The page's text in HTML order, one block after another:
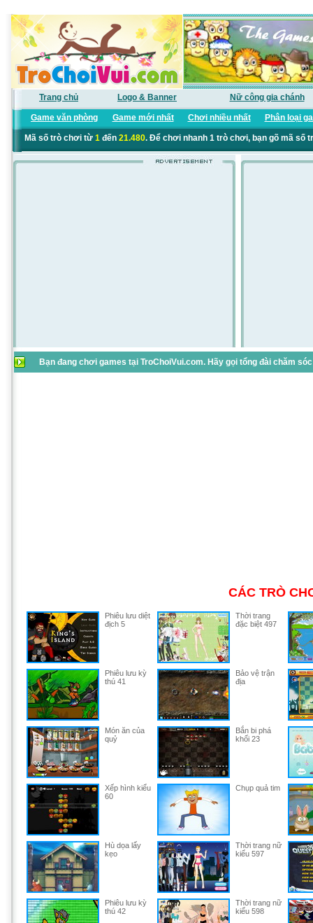
Trang chủ Logo & Banner Nữ công gia chánh
Game văn phòng Game mới nhất Chơi nhiều nhất Phân loại
Mã số trò chơi từ 1đến 21.480. Để chơi nhanh 1 trò chơi, bạn gõ mã số
Bạn đang chơi games tại TroChoiVui.com. Hãy gọi tổng đài chăm
CÁC TRÒ
Phiêu lưu diệt
địch 5
Thời trang
đặc biệt 497
Phiêu lưu kỳ
thú 41
Bảo vệ trận
địa
Món ăn của
quỷ
Bắn bi phá
khối 23
Xếp hình kiểu
60
Chụp quả tim
Hù dọa lấy
kẹo
Thời trang nữ
kiểu 597
Phiêu lưu kỳ
thú 42
Thời trang nữ
kiểu 598